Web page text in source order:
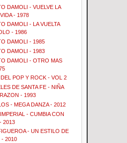
DAMOLI - VUELVE LA
- 1978
DAMOLI - LA VUELTA
- 1986
DAMOLI - 1985
DAMOLI - 1983
DAMOLI - OTRO MAS
POP Y ROCK - VOL 2
DE SANTA FE - NIÑA
- 1993
- MEGA DANZA - 2012
- CUMBIA CON
2013
- UN ESTILO DE
- 2010